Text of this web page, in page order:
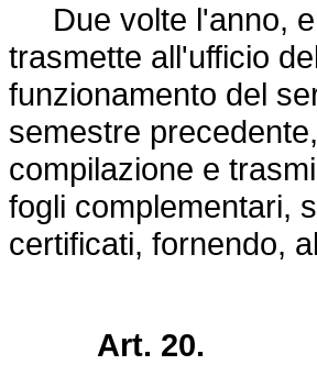
Due volte l'anno,
trasmette all'ufficio
funzionamento del
semestre
compilazione e
fogli complementari,
certificati, fornendo,
Art. 20.